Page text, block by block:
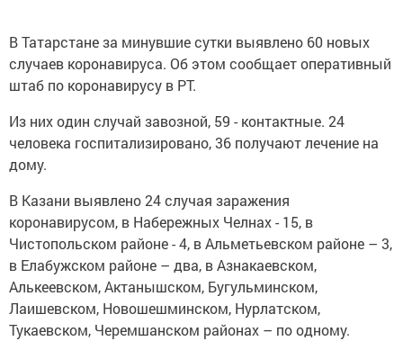
В Татарстане за минувшие сутки выявлено 60 новых
случаев коронавируса. Об этом сообщает оперативный
штаб по коронавирусу в РТ.
Из них один случай завозной, 59 - контактные. 24
человека госпитализировано, 36 получают лечение на
дому.
В Казани выявлено 24 случая заражения
коронавирусом, в Набережных Челнах - 15, в
Чистопольском районе - 4, в Альметьевском районе – 3,
в Елабужском районе – два, в Азнакаевском,
Алькеевском, Актанышском, Бугульминском,
Лаишевском, Новошешминском, Нурлатском,
Тукаевском, Черемшанском районах – по одному.